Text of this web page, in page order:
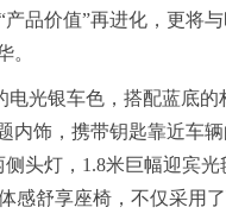
品价值”再进化，更将
。
光银车色，搭配蓝底
内饰，携带钥匙靠近车
头灯，1.8米巨幅迎宾
感舒享座椅，不仅采用